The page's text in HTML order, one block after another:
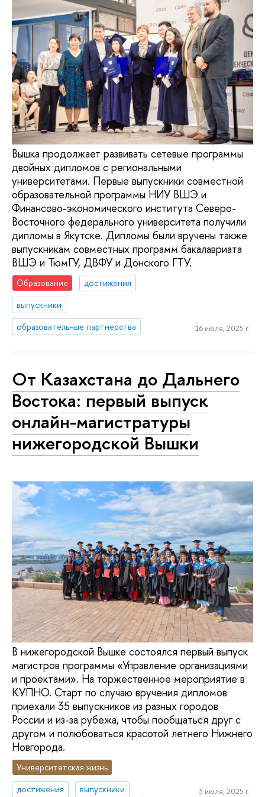
Вышка продолжает развивать сетевые программы
двойных дипломов с региональными
университетами. Первые выпускники совместной
образовательной программы НИУ ВШЭ и
Финансово-экономического института Северо-
Восточного федерального университета получили
дипломы в Якутске. Дипломы были вручены также
выпускникам совместных программ бакалавриата
ВШЭ и ТюмГУ, ДВФУ и Донского ГТУ.
Образование
достижения
выпускники
образовательные партнерства
16 июля, 2025 г.
От Казахстана до Дальнего
Востока: первый выпуск
онлайн-магистратуры
нижегородской Вышки
В нижегородской Вышке состоялся первый выпуск
магистров программы «Управление организациями
и проектами». На торжественное мероприятие в
КУПНО. Старт по случаю вручения дипломов
приехали 35 выпускников из разных городов
России и из-за рубежа, чтобы пообщаться друг с
другом и полюбоваться красотой летнего Нижнего
Новгорода.
Университетская жизнь
достижения
выпускники 3 июля, 2025 г.